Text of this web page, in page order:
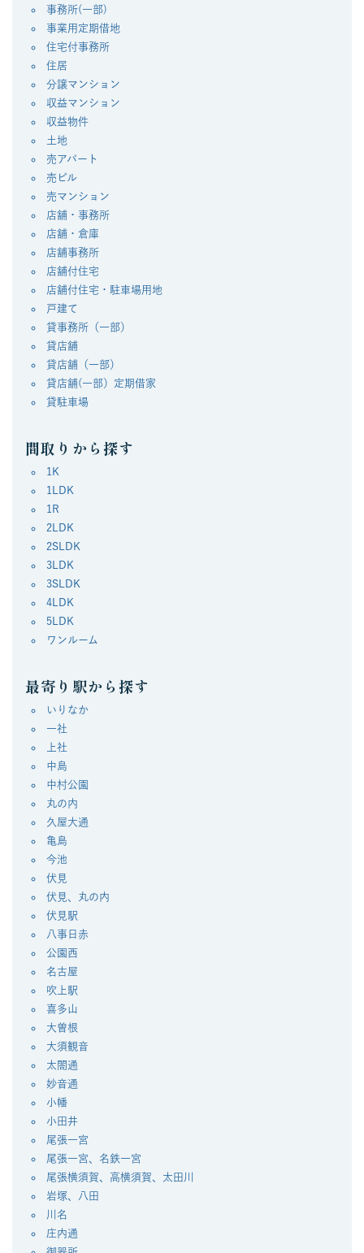
事務所(一部)
事業用定期借地
住宅付事務所
住居
分譲マンション
収益マンション
収益物件
土地
売アパート
売ビル
売マンション
店舗・事務所
店舗・倉庫
店舗事務所
店舗付住宅
店舗付住宅・駐車場用地
戸建て
貸事務所（一部）
貸店舗
貸店舗（一部）
貸店舗(一部）定期借家
貸駐車場
間取りから探す
1K
1LDK
1R
2LDK
2SLDK
3LDK
3SLDK
4LDK
5LDK
ワンルーム
最寄り駅から探す
いりなか
一社
上社
中島
中村公園
丸の内
久屋大通
亀島
今池
伏見
伏見、丸の内
伏見駅
八事日赤
公園西
名古屋
吹上駅
喜多山
大曽根
大須観音
太閤通
妙音通
小幡
小田井
尾張一宮
尾張一宮、名鉄一宮
尾張横須賀、高横須賀、太田川
岩塚、八田
川名
庄内通